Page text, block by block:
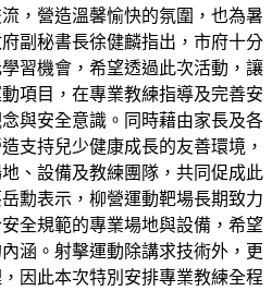
，營造溫馨愉快的氛圍，也為暑
副秘書長徐健麟指出，市府十分
習機會，希望透過此次活動，讓
項目，在專業教練指導及完善安
與安全意識。同時藉由家長及各
支持兒少健康成長的友善環境，
、設備及教練團隊，共同促成此
勳表示，柳營運動靶場長期致力
全規範的專業場地與設備，希望
涵。射擊運動除講求技術外，更
因此本次特別安排專業教練全程